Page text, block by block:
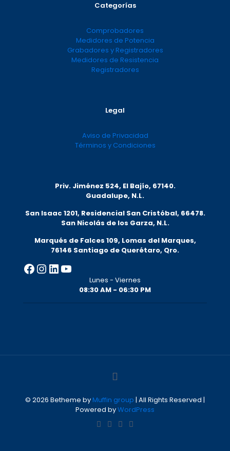
Categorías
Comprobadores
Medidores de Potencia
Grabadores y Registradores
Medidores de Resistencia
Registradores
Legal
Aviso de Privacidad
Términos y Condiciones
Priv. Jiménez 524, El Bajío, 67140.
Guadalupe, N.L.
San Isaac 1201, Residencial San Cristóbal, 66478.
San Nicolás de los Garza, N.L.
Marqués de Falces 109, Lomas del Marques,
76146 Santiago de Querétaro, Qro.
Facebook
Instagram
LinkedIn
YouTube
Lunes - Viernes
08:30 AM - 06:30 PM
© 2026 Betheme by Muffin group | All Rights Reserved |
Powered byWordPress